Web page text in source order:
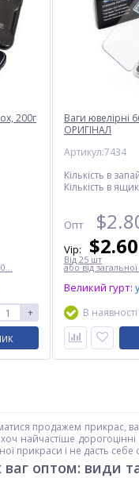
Електробритва VGR V-
$8.50
$8.00
200г
+
Ваги ювелірні
ОРИГІНАЛ
Артикул:7434
Кількість в
Кількість в
Опт $
Vip: $2.60
Від 25 шт
або від
Великий гурт:
В наявності
продажем прикрас,
хоч найчастіше
прикраси і не дасть себе
оптом: види